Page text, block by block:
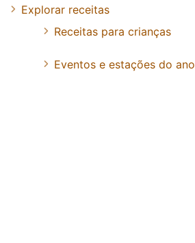
Explorar receitas
Receitas para crianças
Eventos e estações do ano